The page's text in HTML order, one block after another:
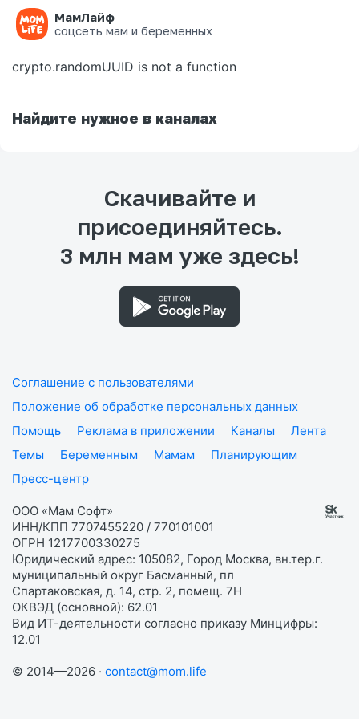
МамЛайф
соцсеть мам и беременных
Ошибка на странице
crypto.randomUUID is not a function
Найдите нужное в каналах
Скачивайте и
присоединяйтесь.
3 млн мам уже здесь!
Соглашение с пользователями
Положение об обработке персональных данных
Помощь
Реклама в приложении Каналы
Лента
Темы
Беременным Мамам
Планирующим
Пресс-центр
ООО «Мам Софт»
ИНН/КПП 7707455220 / 770101001
ОГРН 1217700330275
Юридический адрес: 105082, Город Москва, вн.тер.г.
муниципальный округ Басманный, пл
Спартаковская, д. 14, стр. 2, помещ. 7Н
ОКВЭД (основной): 62.01
Вид ИТ-деятельности согласно приказу Минцифры:
12.01
© 2014—2026 · contact@mom.life